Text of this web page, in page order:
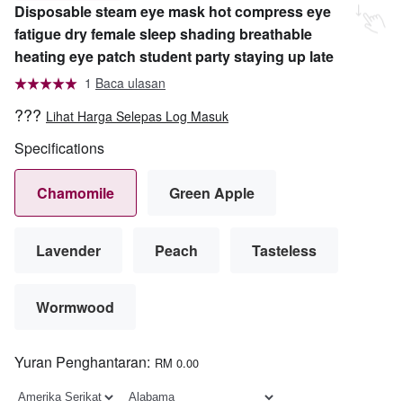
Disposable steam eye mask hot compress eye
fatigue dry female sleep shading breathable
heating eye patch student party staying up late
1 Baca ulasan
??? Lihat Harga Selepas Log Masuk
Specifications
Chamomile Green Apple
Lavender Peach Tasteless
Wormwood
Yuran Penghantaran: RM 0.00